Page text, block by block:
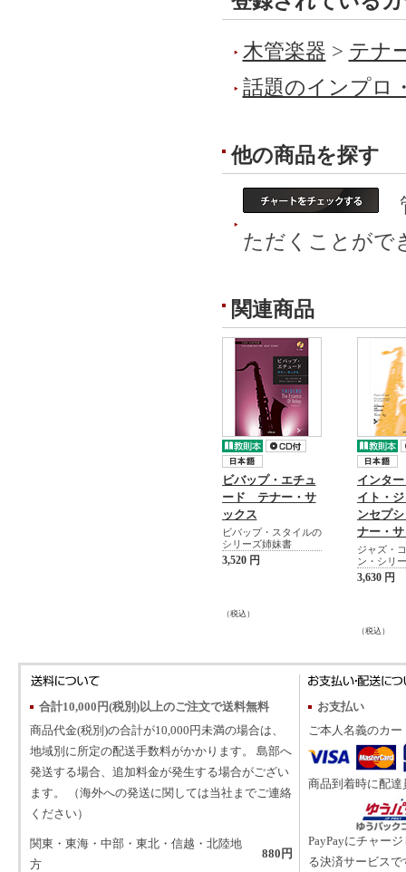
木管楽器 > テナ
話題のインプロ
他の商品を探す
ただくことがで
関連商品
ビバップ・エチュ
ード テナー・サ
ックス
ビバップ・スタイルの
シリーズ姉妹書
3,520 円
（税込）
インタ
イト・
ンセプ
ナー・
ジャズ・
ン・シリ
3,630 円
（税込）
合計10,000円(税別)以上のご注文で送料無料
商品代金(税別)の合計が10,000円未満の場合は、
地域別に所定の配送手数料がかかります。 島部へ
発送する場合、追加料金が発生する場合がござい
ます。 （海外への発送に関しては当社までご連絡
ください）
関東・東海・中部・東北・信越・北陸地
方
880円
お支払い
ご本人名義のカ
商品到着時に配
PayPayにチャー
る決済サービスで